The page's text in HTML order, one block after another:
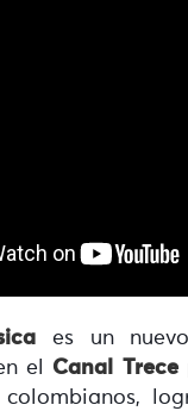
es un
el Canal Trece